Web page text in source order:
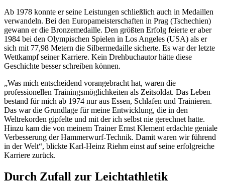
Ab 1978 konnte er seine Leistungen schließlich auch in Medaillen
verwandeln. Bei den Europameisterschaften in Prag (Tschechien)
gewann er die Bronzemedaille. Den größten Erfolg feierte er aber
1984 bei den Olympischen Spielen in Los Angeles (USA) als er
sich mit 77,98 Metern die Silbermedaille sicherte. Es war der letzte
Wettkampf seiner Karriere. Kein Drehbuchautor hätte diese
Geschichte besser schreiben können.
„Was mich entscheidend vorangebracht hat, waren die
professionellen Trainingsmöglichkeiten als Zeitsoldat. Das Leben
bestand für mich ab 1974 nur aus Essen, Schlafen und Trainieren.
Das war die Grundlage für meine Entwicklung, die in den
Weltrekorden gipfelte und mit der ich selbst nie gerechnet hatte.
Hinzu kam die von meinem Trainer Ernst Klement erdachte geniale
Verbesserung der Hammerwurf-Technik. Damit waren wir führend
in der Welt“, blickte Karl-Heinz Riehm einst auf seine erfolgreiche
Karriere zurück.
Durch Zufall zur Leichtathletik